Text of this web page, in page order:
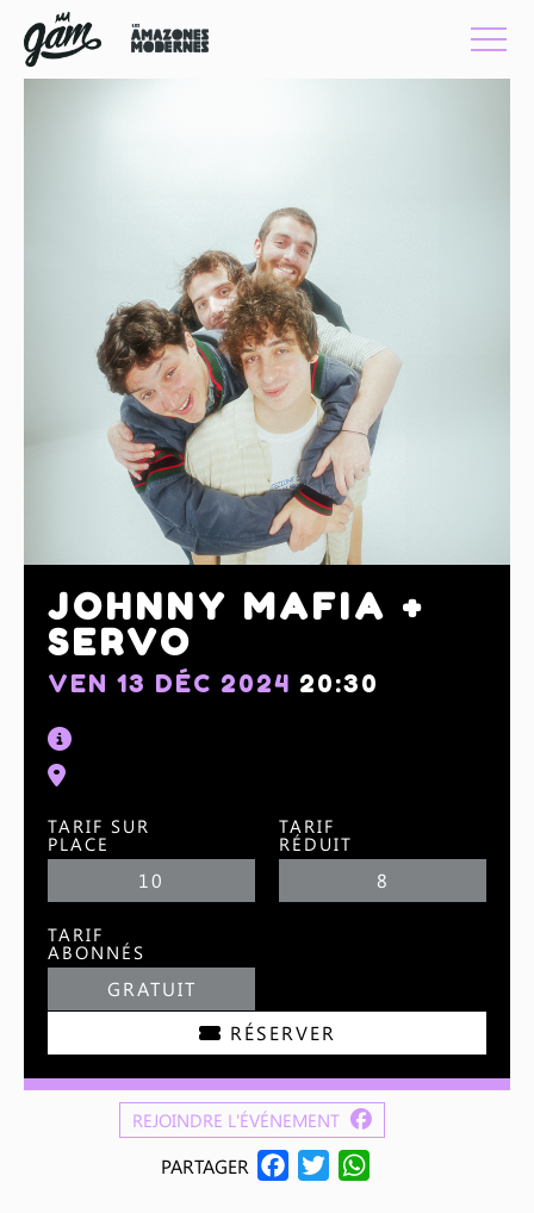
JOHNNY MAFIA +
SERVO
VEN 13 DÉC 2024 20:30
TARIF SUR
PLACE
10
TARIF
RÉDUIT
8
TARIF
ABONNÉS
GRATUIT
RÉSERVER
REJOINDRE L'ÉVÉNEMENT
PARTAGER